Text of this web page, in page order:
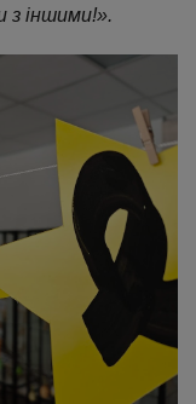
з іншими!».